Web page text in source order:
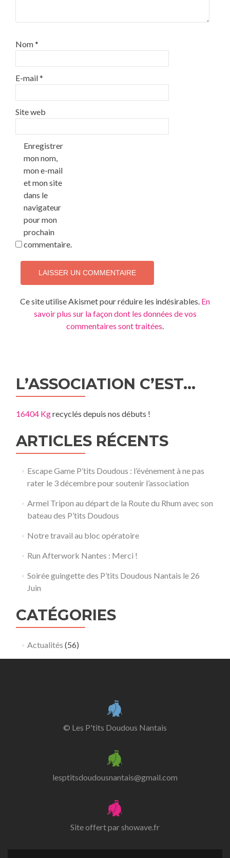
Nom*
E-mail*
Site web
Enregistrer
mon nom,
mon e-mail
et mon site
dans le
navigateur
pour mon
prochain
commentaire.
Ce site utilise Akismet pour réduire les indésirables. En
savoir plus sur la façon dont les données de vos
commentaires sont traitées.
L’ASSOCIATION C’EST…
16404 Kgrecyclés depuis nos débuts !
ARTICLES RÉCENTS
Escape Game P’tits Doudous : l’événement à ne pas
rater le 3 décembre pour soutenir l’association
Armel Tripon au départ de la Route du Rhum avec son
bateau des P’tits Doudous
Notre travail au bloc opératoire
Run Afterwork Nantes : Merci !
Soirée guingette des P’tits Doudous Nantais le 26
Juin
CATÉGORIES
Actualités (56)
© Les P'tits Doudous Nantais
lesptitsdoudousnantais@gmail.com
Site offert parshowave.fr